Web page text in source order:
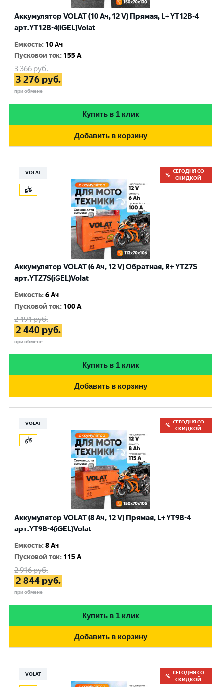
Аккумулятор VOLAT (10 Ач, 12 V) Прямая, L+ YT12B-4
арт.YT12B-4(iGEL)Volat
Емкость: 10 Ач
Пусковой ток: 155 A
3 366руб.
3 276 руб.
при обмене
Купить в 1 клик
Добавить в корзину
VOLAT
СЕГОДНЯ СО
СКИДКОЙ
Аккумулятор VOLAT (6 Ач, 12 V) Обратная, R+ YTZ7S
арт.YTZ7S(iGEL)Volat
Емкость:6 Ач
Пусковой ток: 100 A
2 494руб.
2 440 руб.
при обмене
Купить в 1 клик
Добавить в корзину
VOLAT
СЕГОДНЯ СО
СКИДКОЙ
Аккумулятор VOLAT (8 Ач, 12 V) Прямая, L+ YT9B-4
арт.YT9B-4(iGEL)Volat
Емкость:8 Ач
Пусковой ток: 115 A
2 916руб.
2 844 руб.
при обмене
Купить в 1 клик
Добавить в корзину
VOLAT
СЕГОДНЯ СО
СКИДКОЙ